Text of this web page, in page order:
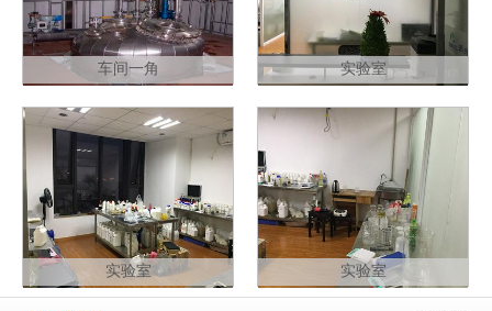
车间一角 实验室
实验室 实验室